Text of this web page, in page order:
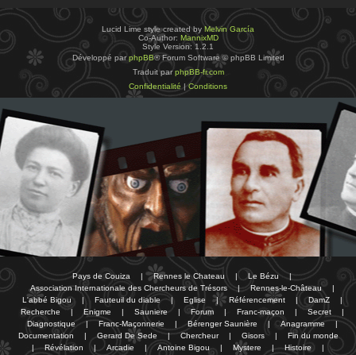
Lucid Lime style created by Melvin García
Co-Author: MannixMD
Style Version: 1.2.1
Développé parphpBB® Forum Software © phpBB Limited
Traduit parphpBB-fr.com
Confidentialité |Conditions
Pays de Couiza | Rennes le Chateau | Le Bézu
|
Association Internationale des Chercheurs de Trésors
| Rennes-le-Château
|
L'abbé Bigou
| Fauteuil du diable | Eglise | Référencement | DamZ
|
Recherche
| Enigme | Sauniere | Forum | Franc-maçon | Secret
|
Diagnostique
| Franc-Maçonnerie | Bérenger Saunière | Anagramme
|
Documentation
| Gerard De Sede | Chercheur | Gisors |
Fin du monde
|
Révélation | Arcadie | Antoine Bigou | Mystere | Histoire |